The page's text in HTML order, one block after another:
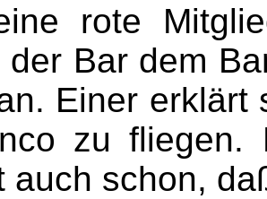
rote
Bar dem
Einer erklärt
zu fliegen.
auch schon,